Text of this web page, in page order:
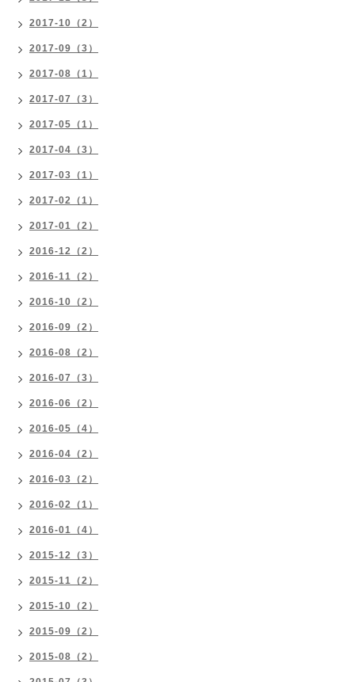
2017-10（2）
2017-09（3）
2017-08（1）
2017-07（3）
2017-05（1）
2017-04（3）
2017-03（1）
2017-02（1）
2017-01（2）
2016-12（2）
2016-11（2）
2016-10（2）
2016-09（2）
2016-08（2）
2016-07（3）
2016-06（2）
2016-05（4）
2016-04（2）
2016-03（2）
2016-02（1）
2016-01（4）
2015-12（3）
2015-11（2）
2015-10（2）
2015-09（2）
2015-08（2）